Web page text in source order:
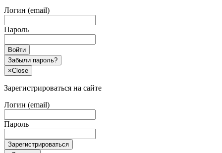
Логин (email)
Пароль
Войти
Забыли пароль?
×Close
Зарегистрироваться на сайте
Логин (email)
Пароль
Зарегистрироваться